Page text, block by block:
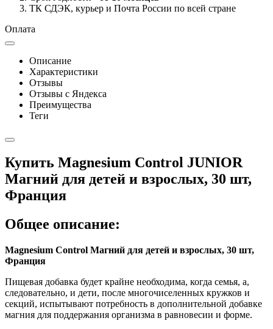
ТК СДЭК, курьер и Почта России по всей стране
Оплата
Описание
Характеристики
Отзывы
Отзывы с Яндекса
Преимущества
Теги
Купить Magnesium Control JUNIOR
Магний для детей и взрослых, 30 шт,
Франция
Общее описание:
Magnesium Control Магний для детей и взрослых, 30 шт,
Франция
Пищевая добавка будет крайне необходима, когда семья, а,
следовательно, и дети, после многочиселенных кружков и
секций, испытывают потребность в дополнительной добавке
магния для поддержания организма в равновесии и форме.